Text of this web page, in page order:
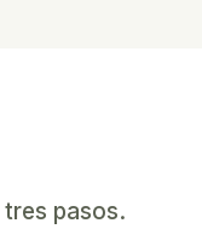
tres pasos.